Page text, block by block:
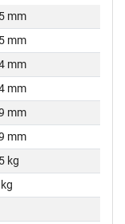
mm
mm
mm
mm
mm
mm
kg